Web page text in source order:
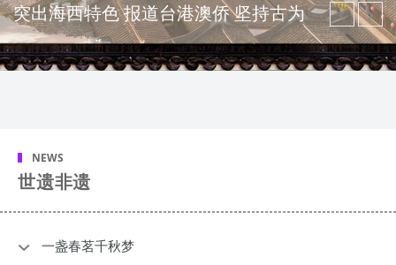
突出海西特色 报道台港澳侨 坚持古为
今用 力求雅俗共赏
弘扬优秀文化 振奋民族精神 介绍民族
NEWS
世遗非遗
一盏春茗千秋梦